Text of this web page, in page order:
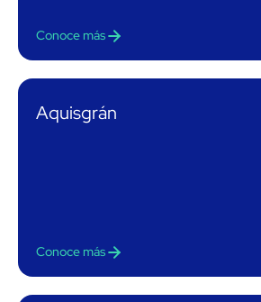
Conoce más
Aquisgrán
Conoce más